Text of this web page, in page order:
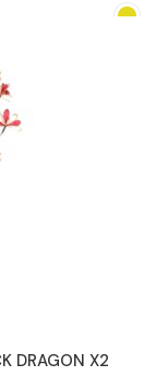
DRAGON X2